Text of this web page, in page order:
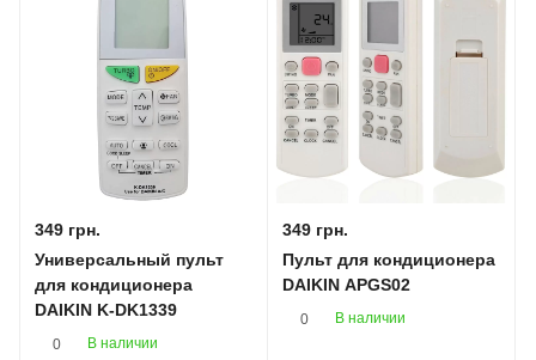
349 грн.
Универсальный пульт
для кондиционера
DAIKIN K-DK1339
0 В наличии
349 грн.
Пульт для кондиционера
DAIKIN APGS02
0 В наличии